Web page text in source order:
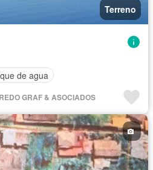
Terreno
de agua
GRAF & ASOCIADOS